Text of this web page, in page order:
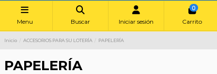
Menu Buscar Iniciar sesión
0
Carrito
Inicio ACCESORIOS PARA SU LOTERÍA PAPELERÍA
PAPELERÍA